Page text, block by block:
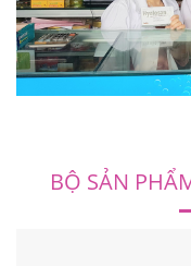
BỘ SẢN